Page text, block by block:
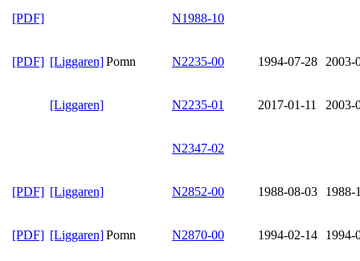
[PDF] N1988-10
[PDF] [Liggaren] Pomn N2235-00 1994-07-28 2003-
[Liggaren] N2235-01 2017-01-11 2003-
N2347-02
[PDF] [Liggaren] N2852-00 1988-08-03 1988-
[PDF] [Liggaren] Pomn N2870-00 1994-02-14 1994-